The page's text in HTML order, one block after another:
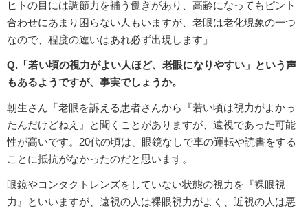
ヒトの目には調節力を補う働きがあり、高齢になってもピント
合わせにあまり困らない人もいますが、老眼は老化現象の一つ
なので、程度の違いはあれ必ず出現します」
Q.「若い頃の視力がよい人ほど、老眼になりやすい」という声
もあるようですが、事実でしょうか。
朝生さん「老眼を訴える患者さんから『若い頃は視力がよかっ
たんだけどねえ』と聞くことがありますが、遠視であった可能
性が高いです。20代の頃は、眼鏡なしで車の運転や読書をする
ことに抵抗がなかったのだと思います。
眼鏡やコンタクトレンズをしていない状態の視力を『裸眼視
力』といいますが、遠視の人は裸眼視力がよく、近視の人は悪